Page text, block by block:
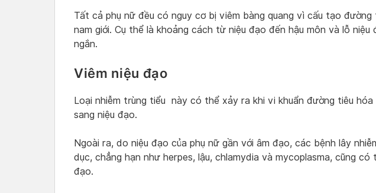
Tất cả phụ nữ đều có nguy cơ bị viêm bàng quang vì cấu tạo đường
nam giới. Cụ thể là khoảng cách từ niệu đạo đến hậu môn và lỗ niệu
ngắn.
Viêm niệu đạo
Loại nhiễm trùng tiểu này có thể xảy ra khi vi khuẩn đường tiêu
sang niệu đạo.
Ngoài ra, do niệu đạo của phụ nữ gần với âm đạo, các bệnh lây
dục, chẳng hạn như herpes, lậu, chlamydia và mycoplasma, cũng có
đạo.